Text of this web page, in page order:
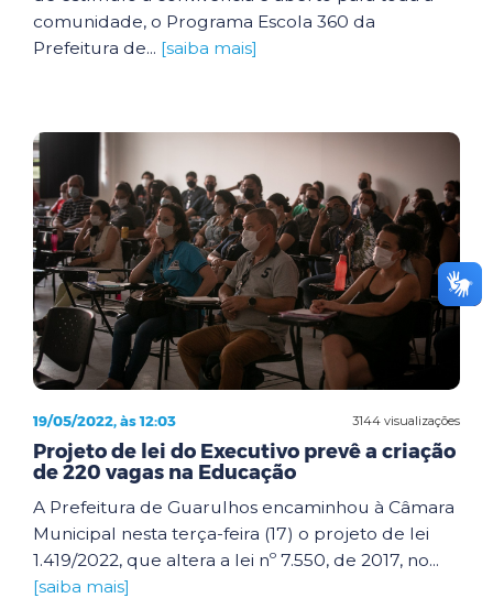
comunidade, o Programa Escola 360 da
Prefeitura de... [saiba mais]
3144 visualizações
19/05/2022, às 12:03
Projeto de lei do Executivo prevê a criação
de 220 vagas na Educação
A Prefeitura de Guarulhos encaminhou à Câmara
Municipal nesta terça-feira (17) o projeto de lei
1.419/2022, que altera a lei nº 7.550, de 2017, no...
[saiba mais]